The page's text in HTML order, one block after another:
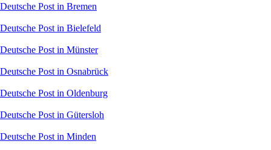
Deutsche Post in Bremen
Deutsche Post in Bielefeld
Deutsche Post in Münster
Deutsche Post in Osnabrück
Deutsche Post in Oldenburg
Deutsche Post in Gütersloh
Deutsche Post in Minden